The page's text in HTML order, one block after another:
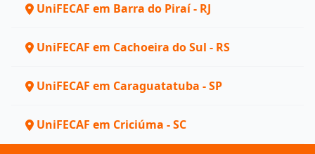
UniFECAF em Barra do Piraí - RJ
UniFECAF em Cachoeira do Sul - RS
UniFECAF em Caraguatatuba - SP
UniFECAF em Criciúma - SC